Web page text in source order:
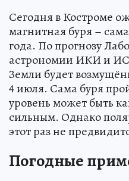
Сегодня в Костроме
магнитная буря –
года. По прогнозу
астрономии ИКИ и
Земли будет
4 июля. Сама буря
уровень может быть
сильным. Однако
этот раз не
Погодные